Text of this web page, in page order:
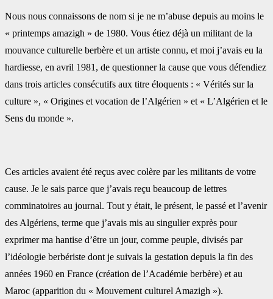
Nous nous connaissons de nom si je ne m’abuse depuis au moins le
« printemps amazigh » de 1980. ‎Vous étiez déjà un militant de la
mouvance culturelle berbère et un artiste connu, et moi j’avais eu la
‎hardiesse, en avril 1981, de questionner la cause que vous défendiez
dans trois articles consécutifs aux ‎titre éloquents : « Vérités sur la
culture », « Origines et vocation de l’Algérien » et « L’Algérien et le
‎Sens du monde ».
Ces articles avaient été reçus avec colère par les militants de votre
cause. Je le sais parce que j’avais ‎reçu beaucoup de lettres
comminatoires au journal. Tout y était, le présent, le passé et l’avenir
des ‎Algériens, terme que j’avais mis au singulier exprès pour
exprimer ma hantise d’être un jour, comme ‎peuple, divisés par
l’idéologie berbériste dont je suivais la gestation depuis la fin des
années 1960 en ‎France (création de l’Académie berbère) et au
Maroc (apparition du « Mouvement culturel Amazigh »).